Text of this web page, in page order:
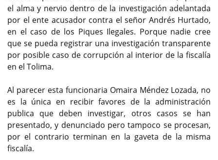
el alma y nervio dentro de la investigación adelantada
por el ente acusador contra el señor Andrés Hurtado,
en el caso de los Piques Ilegales. Porque nadie cree
que se pueda registrar una investigación transparente
por posible caso de corrupción al interior de la fiscalía
en el Tolima.
Al parecer esta funcionaria Omaira Méndez Lozada, no
es la única en recibir favores de la administración
publica que deben investigar, otros casos se han
presentado, y denunciado pero tampoco se procesan,
por el contrario terminan en la gaveta de la misma
fiscalía.